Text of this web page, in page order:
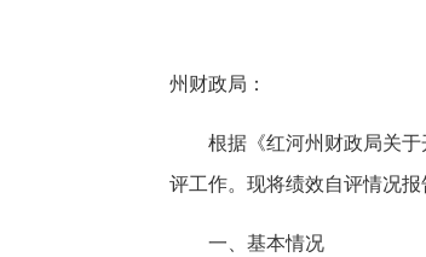
州财政局：
根据《红河州财政局关
评工作。现将绩效自评情况报
一、基本情况